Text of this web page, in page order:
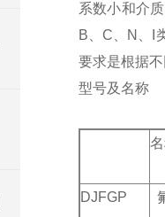
系数小和介
B、C、N、I
要求是根据
型号及名称
DJFGP